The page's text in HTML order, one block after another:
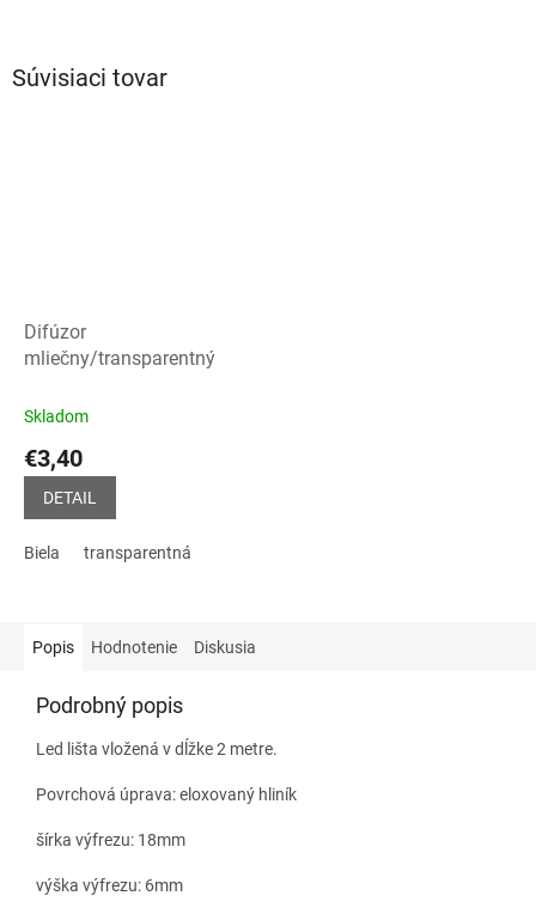
Súvisiaci tovar
Difúzor
mliečny/transparentný
Skladom
€3,40
DETAIL
Biela transparentná
Popis Hodnotenie Diskusia
Podrobný popis
Led lišta vložená v dĺžke 2 metre.
Povrchová úprava: eloxovaný hliník
šírka výfrezu: 18mm
výška výfrezu: 6mm